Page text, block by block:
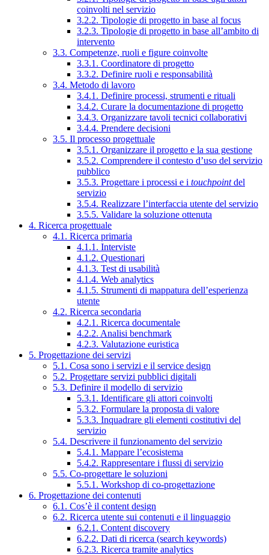
coinvolti nel servizio
3.2.2. Tipologie di progetto in base al focus
3.2.3. Tipologie di progetto in base all’ambito di
intervento
3.3. Competenze, ruoli e figure coinvolte
3.3.1. Coordinatore di progetto
3.3.2. Definire ruoli e responsabilità
3.4. Metodo di lavoro
3.4.1. Definire processi, strumenti e rituali
3.4.2. Curare la documentazione di progetto
3.4.3. Organizzare tavoli tecnici collaborativi
3.4.4. Prendere decisioni
3.5. Il processo progettuale
3.5.1. Organizzare il progetto e la sua gestione
3.5.2. Comprendere il contesto d’uso del servizio
pubblico
3.5.3. Progettare i processi e i touchpointdel
servizio
3.5.4. Realizzare l’interfaccia utente del servizio
3.5.5. Validare la soluzione ottenuta
4. Ricerca progettuale
4.1. Ricerca primaria
4.1.1. Interviste
4.1.2. Questionari
4.1.3. Test di usabilità
4.1.4. Web analytics
4.1.5. Strumenti di mappatura dell’esperienza
utente
4.2. Ricerca secondaria
4.2.1. Ricerca documentale
4.2.2. Analisi benchmark
4.2.3. Valutazione euristica
5. Progettazione dei servizi
5.1. Cosa sono i servizi e il service design
5.2. Progettare servizi pubblici digitali
5.3. Definire il modello di servizio
5.3.1. Identificare gli attori coinvolti
5.3.2. Formulare la proposta di valore
5.3.3. Inquadrare gli elementi costitutivi del
servizio
5.4. Descrivere il funzionamento del servizio
5.4.1. Mappare l’ecosistema
5.4.2. Rappresentare i flussi di servizio
5.5. Co-progettare le soluzioni
5.5.1. Workshop di co-progettazione
6. Progettazione dei contenuti
6.1. Cos’è il content design
6.2. Ricerca utente sui contenuti e il linguaggio
6.2.1. Content discovery
6.2.2. Dati di ricerca (search keywords)
6.2.3. Ricerca tramite analytics